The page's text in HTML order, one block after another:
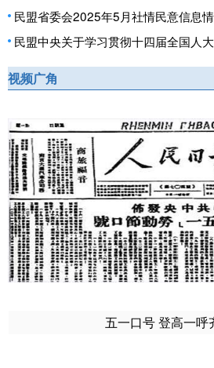
民盟省委会2025年5月社情民意信息
视频广角
五一口号 登高一呼